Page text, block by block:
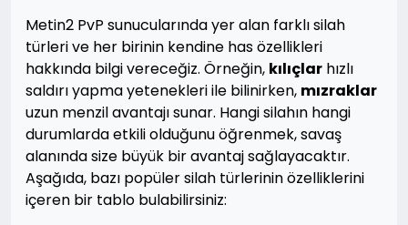
Metin2 PvP sunucularında yer alan farklı silah
türleri ve her birinin kendine has özellikleri
hakkında bilgi vereceğiz. Örneğin, kılıçlar hızlı
saldırı yapma yetenekleri ile bilinirken, mızraklar
uzun menzil avantajı sunar. Hangi silahın hangi
durumlarda etkili olduğunu öğrenmek, savaş
alanında size büyük bir avantaj sağlayacaktır.
Aşağıda, bazı popüler silah türlerinin özelliklerini
içeren bir tablo bulabilirsiniz: